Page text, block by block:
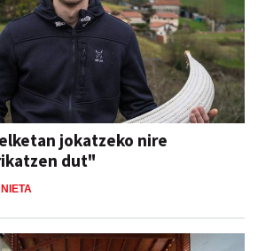
jokatzeko nire
dut"